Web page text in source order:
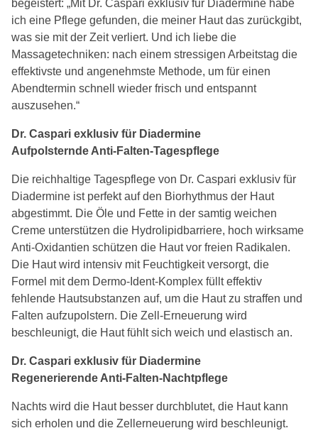
begeistert: „Mit Dr. Caspari exklusiv für Diadermine habe
ich eine Pflege gefunden, die meiner Haut das zurückgibt,
was sie mit der Zeit verliert. Und ich liebe die
Massagetechniken: nach einem stressigen Arbeitstag die
effektivste und angenehmste Methode, um für einen
Abendtermin schnell wieder frisch und entspannt
auszusehen.“
Dr. Caspari exklusiv für Diadermine
Aufpolsternde Anti-Falten-Tagespflege
Die reichhaltige Tagespflege von Dr. Caspari exklusiv für
Diadermine ist perfekt auf den Biorhythmus der Haut
abgestimmt. Die Öle und Fette in der samtig weichen
Creme unterstützen die Hydrolipidbarriere, hoch wirksame
Anti-Oxidantien schützen die Haut vor freien Radikalen.
Die Haut wird intensiv mit Feuchtigkeit versorgt, die
Formel mit dem Dermo-Ident-Komplex füllt effektiv
fehlende Hautsubstanzen auf, um die Haut zu straffen und
Falten aufzupolstern. Die Zell-Erneuerung wird
beschleunigt, die Haut fühlt sich weich und elastisch an.
Dr. Caspari exklusiv für Diadermine
Regenerierende Anti-Falten-Nachtpflege
Nachts wird die Haut besser durchblutet, die Haut kann
sich erholen und die Zellerneuerung wird beschleunigt.